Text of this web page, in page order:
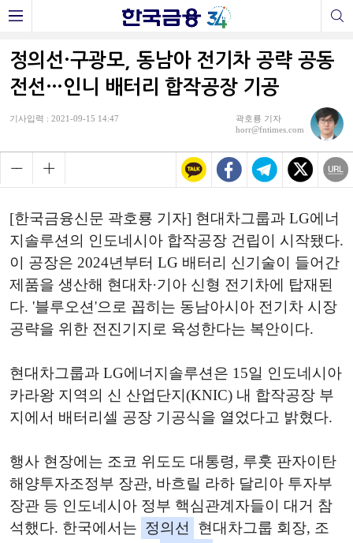
정의선·구광모, 동남아 전기차 공략 공동
전선…인니 배터리 합작공장 기공
기사입력 : 2021-09-15 14:47
곽호룡 기자
horr@fntimes.com
[한국금융신문 곽호룡 기자] 현대차그룹과 LG에너
지솔루션의 인도네시아 합작공장 건립이 시작됐다.
이 공장은 2024년부터 LG 배터리 신기술이 들어간
제품을 생산해 현대차·기아 신형 전기차에 탑재된
다. '블루오션'으로 꼽히는 동남아시아 전기차 시장
공략을 위한 전진기지로 육성한다는 복안이다.
현대차그룹과 LG에너지솔루션은 15일 인도네시아
카라왕 지역의 신 산업단지(KNIC) 내 합작공장 부
지에서 배터리셀 공장 기공식을 열었다고 밝혔다.
행사 현장에는 조코 위도도 대통령, 루훗 판자이탄
해양투자조정부 장관, 바흐릴 라하 달리아 투자부
장관 등 인도네시아 정부 핵심관계자들이 대거 참
석했다. 한국에서는 정의선
현대차그룹 회장, 조